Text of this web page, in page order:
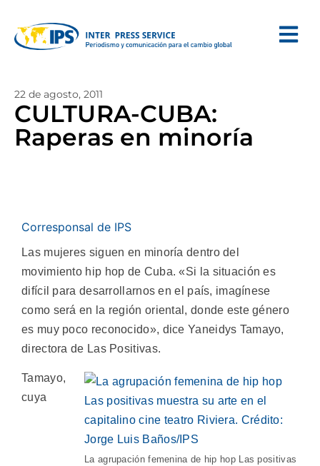
22 de agosto, 2011
CULTURA-CUBA:
Raperas en minoría
Corresponsal de IPS
Las mujeres siguen en minoría dentro del
movimiento hip hop de Cuba. «Si la situación es
difícil para desarrollarnos en el país, imagínese
como será en la región oriental, donde este género
es muy poco reconocido», dice Yaneidys Tamayo,
directora de Las Positivas.
La agrupación femenina de hip hop Las positivas
Tamayo,
cuya